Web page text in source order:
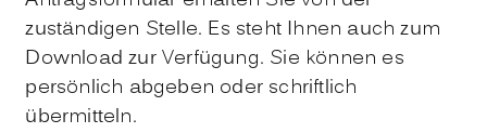
zuständigen Stelle. Es steht Ihnen auch zum
Download zur Verfügung. Sie können es
persönlich abgeben oder schriftlich
übermitteln.